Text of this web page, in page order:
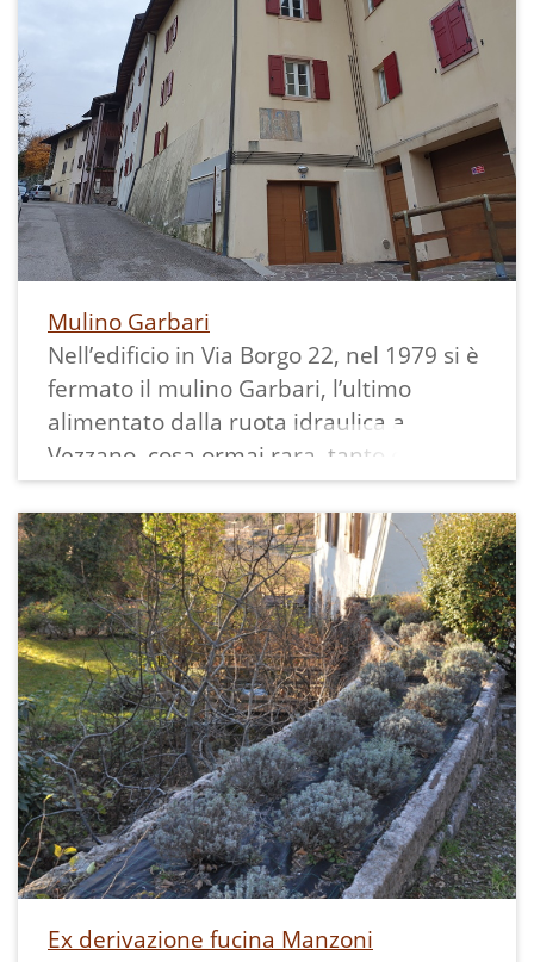
Mulino Garbari
Nell’edificio in Via Borgo 22, nel 1979 si è
fermato il mulino Garbari, l’ultimo
alimentato dalla ruota idraulica a
Vezzano, cosa ormai rara, tanto da
essere documentata sulla neonata rete
televisiva RAI 3, secondo quanto ci viene
raccontato.
Non sappiamo da quando era in
funzione, ma per almeno un paio di
secoli ha dato lavoro e sostentamento
alla famiglia Garbari, che ad inizio '900
ha sostituito il mulino a pietra con uno
metallico a cilindri rendendo la
produzione molto più rapida.
I pezzi del mulino a cilindri, smontati e
numerati, sono stati conservati
nell’ipotesi di una futura ricostruzione
da parte della Comunità di Valle.
Una coppia di macine (palmenti) del
Ex derivazione fucina Manzoni